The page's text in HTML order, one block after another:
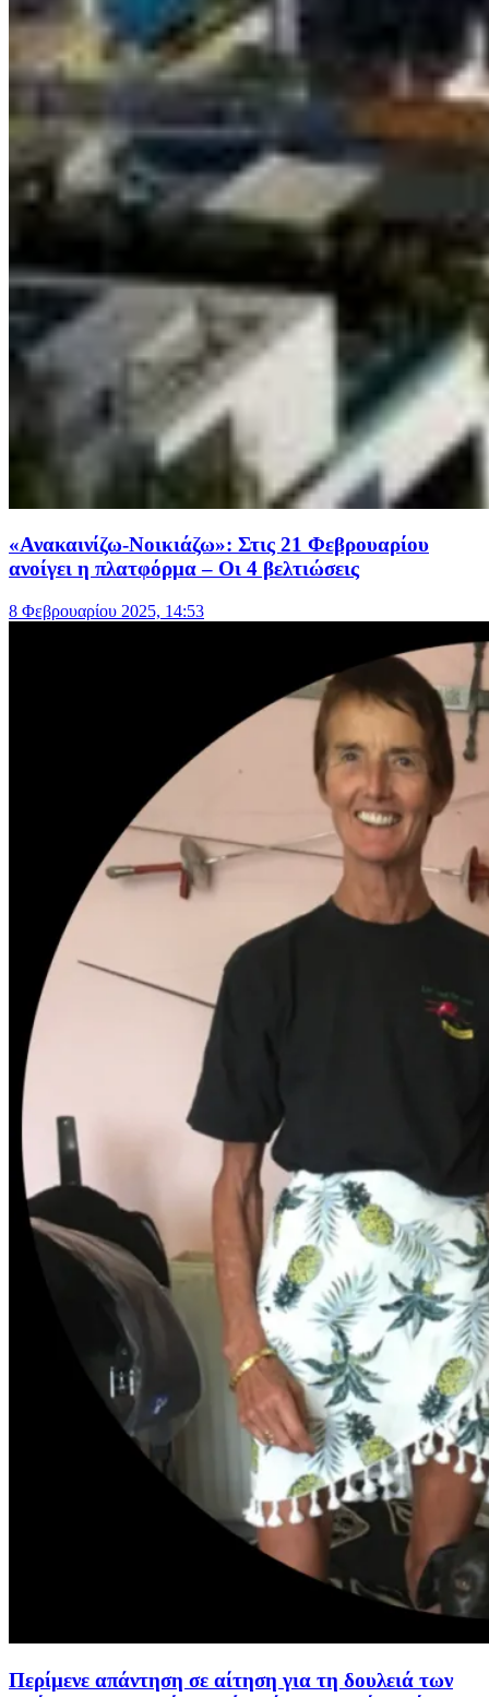
«Ανακαινίζω-Νοικιάζω»: Στις 21 Φεβρουαρίου
ανοίγει η πλατφόρμα – Οι 4 βελτιώσεις
8 Φεβρουαρίου 2025, 14:53
Περίμενε απάντηση σε αίτηση για τη δουλειά των